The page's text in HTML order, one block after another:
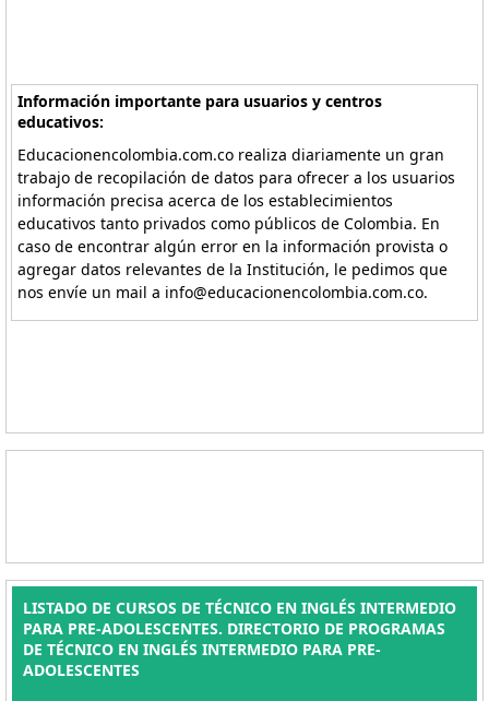
Información importante para usuarios y centros
educativos:
Educacionencolombia.com.co realiza diariamente un gran
trabajo de recopilación de datos para ofrecer a los usuarios
información precisa acerca de los establecimientos
educativos tanto privados como públicos de Colombia. En
caso de encontrar algún error en la información provista o
agregar datos relevantes de la Institución, le pedimos que
nos envíe un mail a info@educacionencolombia.com.co.
LISTADO DE CURSOS DE TÉCNICO EN INGLÉS INTERMEDIO
PARA PRE-ADOLESCENTES. DIRECTORIO DE PROGRAMAS
DE TÉCNICO EN INGLÉS INTERMEDIO PARA PRE-
ADOLESCENTES